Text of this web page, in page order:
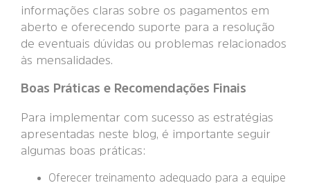
informações claras sobre os pagamentos em
aberto e oferecendo suporte para a resolução
de eventuais dúvidas ou problemas relacionados
às mensalidades.
Boas Práticas e Recomendações Finais
Para implementar com sucesso as estratégias
apresentadas neste blog, é importante seguir
algumas boas práticas:
Oferecer treinamento adequado para a equipe